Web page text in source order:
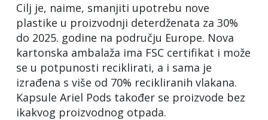
Cilj je, naime, smanjiti upotrebu nove
plastike u proizvodnji deterdženata za 30%
do 2025. godine na području Europe. Nova
kartonska ambalaža ima FSC certifikat i može
se u potpunosti reciklirati, a i sama je
izrađena s više od 70% recikliranih vlakana.
Kapsule Ariel Pods također se proizvode bez
ikakvog proizvodnog otpada.